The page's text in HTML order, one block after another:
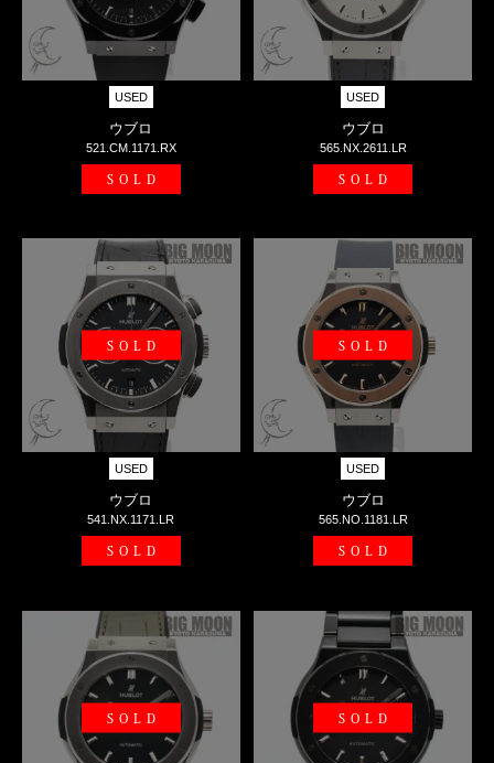
USED
ウブロ
521.CM.1171.RX
SOLD
USED
ウブロ
565.NX.2611.LR
SOLD
SOLD
USED
ウブロ
541.NX.1171.LR
SOLD
SOLD
USED
ウブロ
565.NO.1181.LR
SOLD
SOLD SOLD